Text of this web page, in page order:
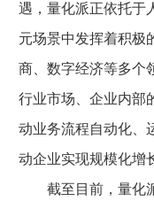
遇，量化派正依托于
元场景中发挥着积极
商、数字经济等多个
行业市场、企业内部
动业务流程自动化、
动企业实现规模化增
截至目前，量化派